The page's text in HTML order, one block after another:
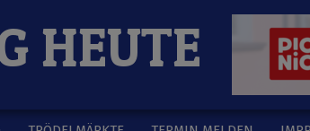
HEUTE